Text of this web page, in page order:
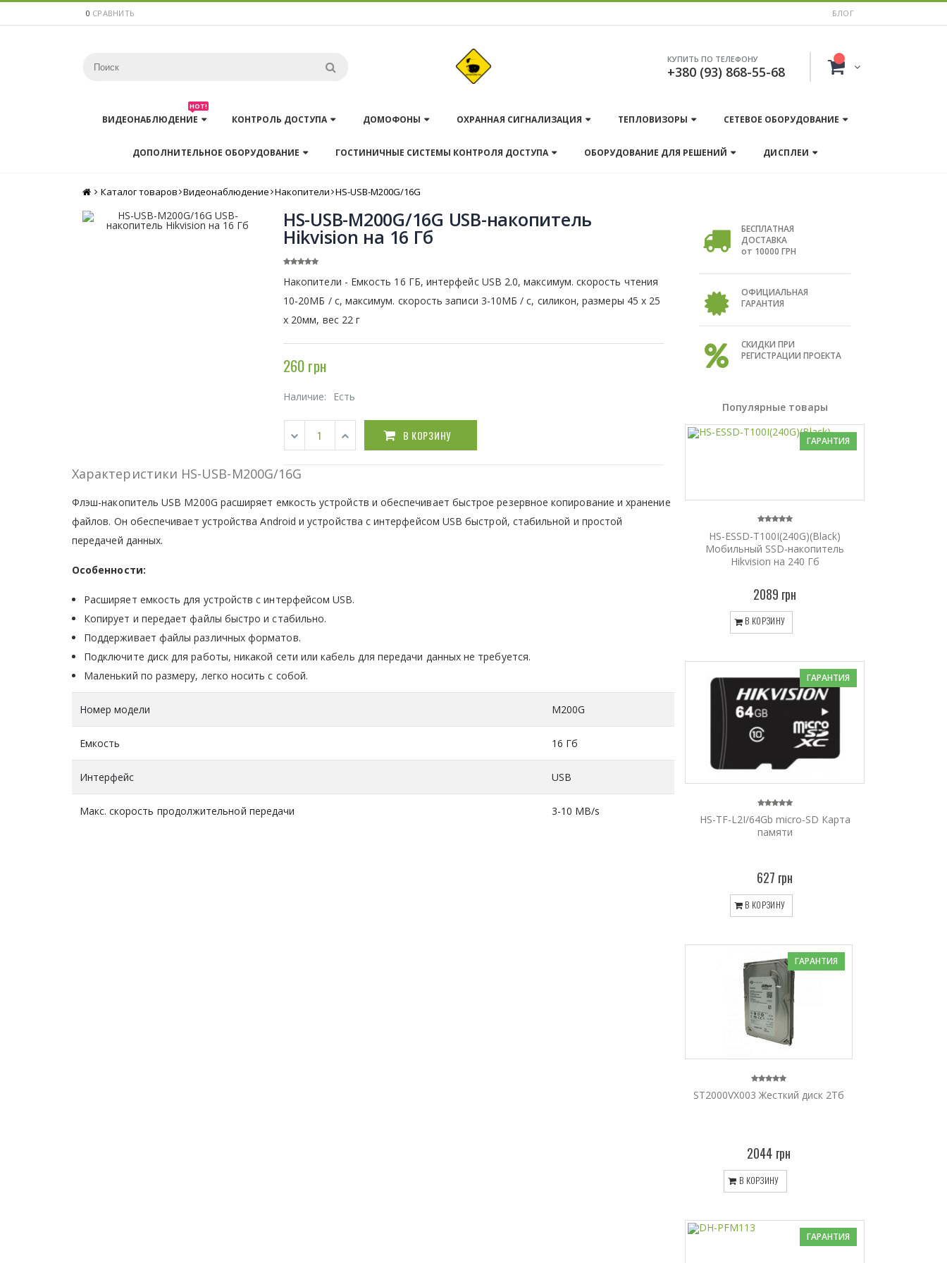
0 СРАВНИТЬ БЛОГ
КУПИТЬ ПО ТЕЛЕФОНУ
+380 (93) 868-55-68
ВИДЕОНАБЛЮДЕНИЕ
HOT!
КОНТРОЛЬ ДОСТУПА ДОМОФОНЫ ОХРАННАЯ СИГНАЛИЗАЦИЯ ТЕПЛОВИЗОРЫ СЕТЕВОЕ ОБОРУДОВАНИЕ
ДОПОЛНИТЕЛЬНОЕ ОБОРУДОВАНИЕ ГОСТИНИЧНЫЕ СИСТЕМЫ КОНТРОЛЯ ДОСТУПА ОБОРУДОВАНИЕ ДЛЯ РЕШЕНИЙ ДИСПЛЕИ
Главная
Каталог товаров Видеонаблюдение Накопители HS-USB-M200G/16G
HS-USB-M200G/16G USB-накопитель
Hikvision на 16 Гб
Накопители - Емкость 16 ГБ, интерфейс USB 2.0, максимум. скорость чтения
10-20МБ / с, максимум. скорость записи 3-10МБ / с, силикон, размеры 45 х 25
х 20мм, вес 22 г
260 грн
Наличие: Есть
В КОРЗИНУ
Характеристики HS-USB-M200G/16G
Флэш-накопитель USB M200G расширяет емкость устройств и обеспечивает быстрое резервное копирование и хранение
файлов. Он обеспечивает устройства Android и устройства с интерфейсом USB быстрой, стабильной и простой
передачей данных.
Особенности:
Расширяет емкость для устройств с интерфейсом USB.
Копирует и передает файлы быстро и стабильно.
Поддерживает файлы различных форматов.
Подключите диск для работы, никакой сети или кабель для передачи данных не требуется.
Маленький по размеру, легко носить с собой.
Номер модели M200G
Емкость 16 Гб
Интерфейc USB
Макс. скорость продолжительной передачи 3-10 MB/s
БЕСПЛАТНАЯ
ДОСТАВКА
от 10000 ГРН
ОФИЦИАЛЬНАЯ
ГАРАНТИЯ
СКИДКИ ПРИ
РЕГИСТРАЦИИ ПРОЕКТА
Популярные товары
ГАРАНТИЯ
HS-ESSD-T100I(240G)(Black)
Мобильный SSD-накопитель
Hikvision на 240 Гб
2089 грн
В КОРЗИНУ
ГАРАНТИЯ
HS-TF-L2I/64Gb micro-SD Карта
памяти
627 грн
В КОРЗИНУ
ГАРАНТИЯ
ST2000VX003 Жесткий диск 2Тб
2044 грн
В КОРЗИНУ
ГАРАНТИЯ